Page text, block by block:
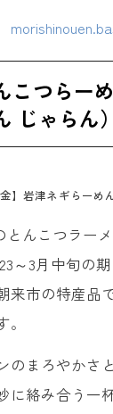
こつらー
じゃらん）
金】岩津ネギらー
とんこつラー
～3月中旬の
来市の特産品
のまろやかさ
に絡み合う一